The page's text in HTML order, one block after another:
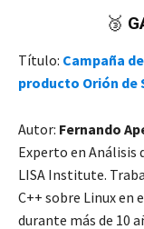
🥉
Título: Campaña
producto Orión de
Autor: Fernando
Experto en Análisis
LISA Institute.
C++ sobre Linux en
durante más de 10